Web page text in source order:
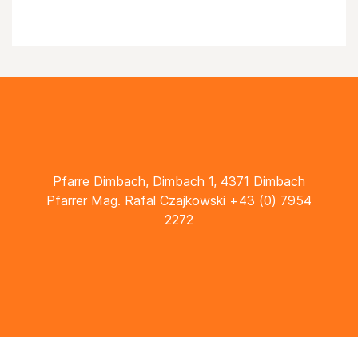
Pfarre Dimbach, Dimbach 1, 4371 Dimbach
Pfarrer Mag. Rafal Czajkowski +43 (0) 7954
2272